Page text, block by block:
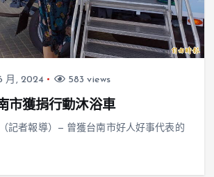
月, 2024 583 views
市獲捐行動沐浴車
記者報導）— 曾獲台南市好人好事代表的